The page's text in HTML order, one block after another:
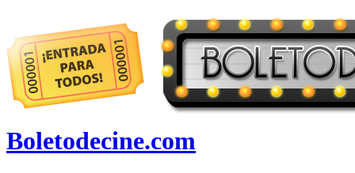
Boletodecine.com